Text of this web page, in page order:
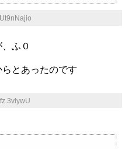
ふ０
とあったのです